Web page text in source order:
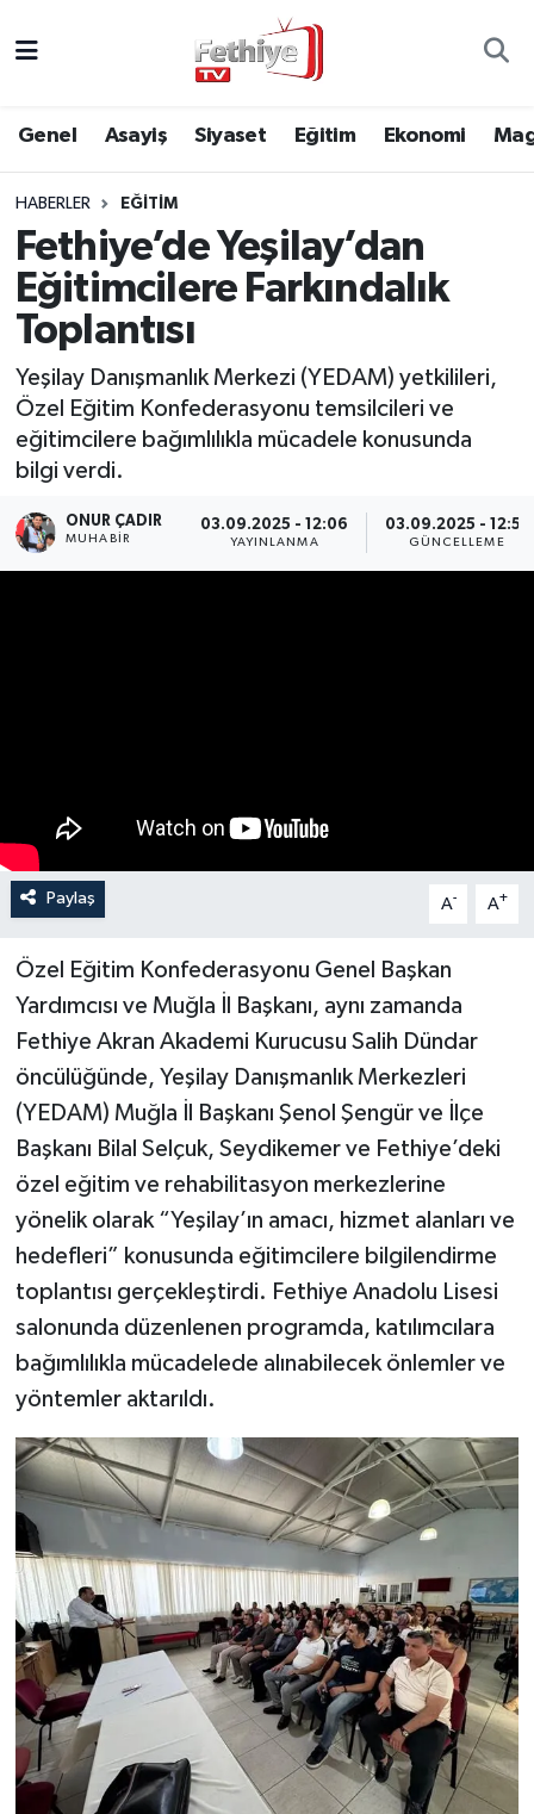
Genel Asayiş Siyaset Eğitim Ekonomi
HABERLER EĞITIM
Fethiye’de Yeşilay’dan
Eğitimcilere Farkındalık
Toplantısı
Yeşilay Danışmanlık Merkezi (YEDAM) yetkilileri,
Özel Eğitim Konfederasyonu temsilcileri ve
eğitimcilere bağımlılıkla mücadele konusunda
bilgi verdi.
ONUR ÇADIR
MUHABİR
03.09.2025 - 12:06
YAYINLANMA
03.09.2025 - 12:51
GÜNCELLEME
Paylaş A- A+
Özel Eğitim Konfederasyonu Genel Başkan
Yardımcısı ve Muğla İl Başkanı, aynı zamanda
Fethiye Akran Akademi Kurucusu Salih Dündar
öncülüğünde, Yeşilay Danışmanlık Merkezleri
(YEDAM) Muğla İl Başkanı Şenol Şengür ve İlçe
Başkanı Bilal Selçuk, Seydikemer ve Fethiye’deki
özel eğitim ve rehabilitasyon merkezlerine
yönelik olarak “Yeşilay’ın amacı, hizmet alanları ve
hedefleri” konusunda eğitimcilere bilgilendirme
toplantısı gerçekleştirdi. Fethiye Anadolu Lisesi
salonunda düzenlenen programda, katılımcılara
bağımlılıkla mücadelede alınabilecek önlemler ve
yöntemler aktarıldı.
Asayiş
Eğitim
Ekonomi
Kültür
Spor
Turizm
Muğla Hava Durumu
Muğla Namaz Vakitleri
Muğla Trafik Yoğunluk Haritası
Süper Lig Puan Durumu ve Fikstür
Tüm Manşetler
Son Dakika Haberleri
Haber Arşivi